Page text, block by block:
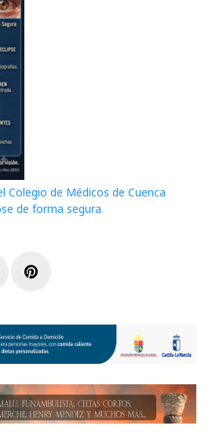
Colegio de Médicos de Cuenca
de forma segura
Pinterest